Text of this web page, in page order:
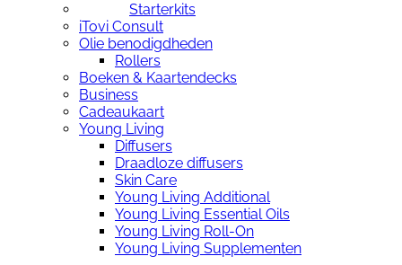
Starterkits
iTovi Consult
Olie benodigdheden
Rollers
Boeken & Kaartendecks
Business
Cadeaukaart
Young Living
Diffusers
Draadloze diffusers
Skin Care
Young Living Additional
Young Living Essential Oils
Young Living Roll-On
Young Living Supplementen